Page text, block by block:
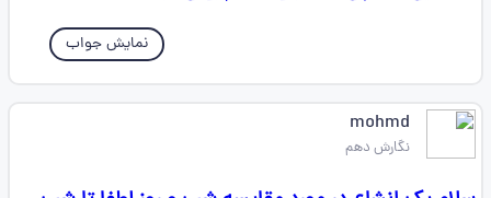
نمایش جواب
mohmd
نگارش دهم